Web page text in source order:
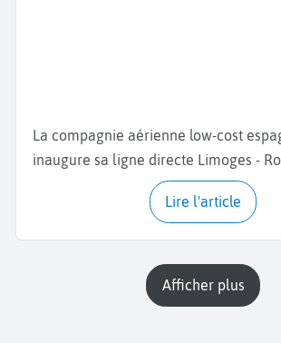
La compagnie aérienne low-cost
inaugure sa ligne directe Limoges -
Lire l'article
Afficher plus